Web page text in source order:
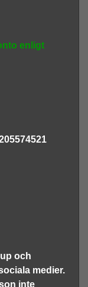
enligt
och
medier.
inte